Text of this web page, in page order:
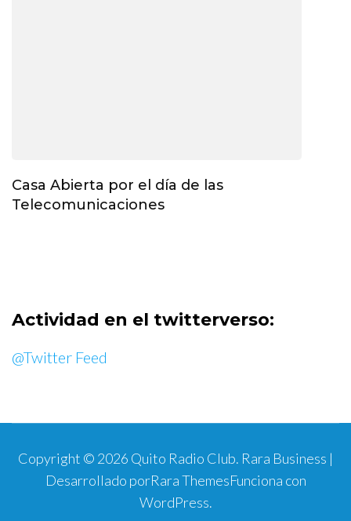
Casa Abierta por el día de las
Telecomunicaciones
Actividad en el twitterverso:
@Twitter Feed
Copyright © 2026 Quito Radio Club. Rara Business |
Desarrollado porRara ThemesFunciona con
WordPress.